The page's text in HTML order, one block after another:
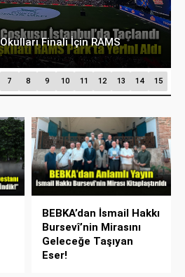
Finali İçin RAMS
7 8 9 10 11 12 13 14 15
BEBKA’dan İsmail Hakkı
Bursevî’nin Mirasını
Geleceğe Taşıyan
Eser!